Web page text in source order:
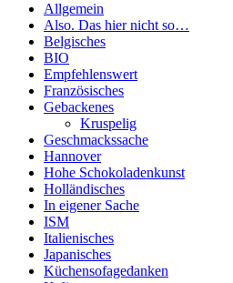
Allgemein
Also. Das hier nicht so…
Belgisches
BIO
Empfehlenswert
Französisches
Gebackenes
Kruspelig
Geschmackssache
Hannover
Hohe Schokoladenkunst
Holländisches
In eigener Sache
ISM
Italienisches
Japanisches
Küchensofagedanken